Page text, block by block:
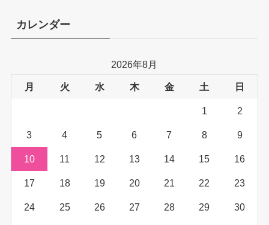
カレンダー
2026年8月
月 火 水 木 金 土 日
1 2
3 4 5 6 7 8 9
10 11 12 13 14 15 16
17 18 19 20 21 22 23
24 25 26 27 28 29 30